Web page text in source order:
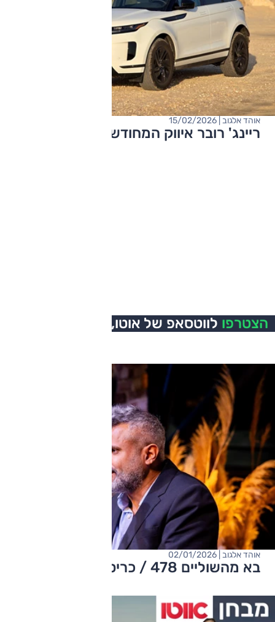
ריינג' רובר איווק המחודש – מבחן דרכים
אוהד אלגוב | 15/02/2026
הצטרפו לווטסאפ של אוטו,
בא מהשוליים 478 / כריסמס חראיימה
אוהד אלגוב | 02/01/2026